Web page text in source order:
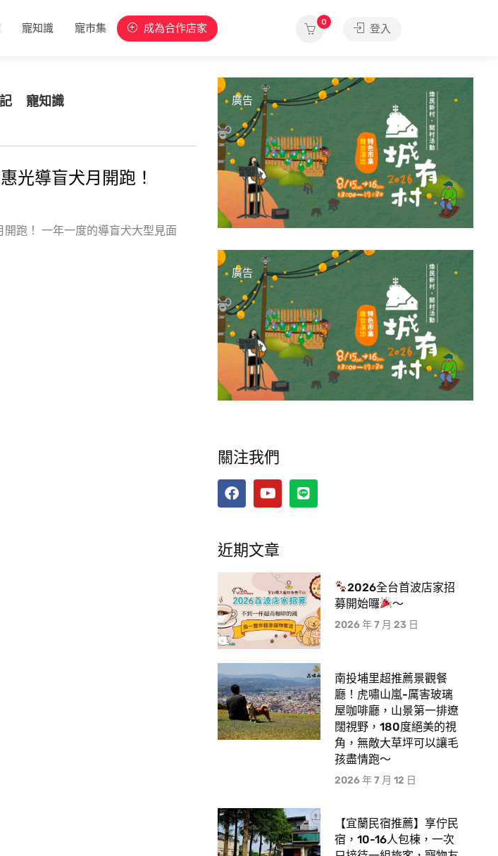
寵知識 寵市集 成為合作店家 0
登入
寵知識
光導盲犬月開跑！
跑！ 一年一度的導盲犬大型見面
廣告
廣告
關注我們
近期文章
2026全台首波店家招
募開始囉
～
2026 年 7 月 23 日
南投埔里超推薦景觀餐
廳！虎嘯山嵐-厲害玻璃
屋咖啡廳，山景第一排遼
闊視野，180度絕美的視
角，無敵大草坪可以讓毛
孩盡情跑〜
2026 年 7 月 12 日
【宜蘭民宿推薦】享佇民
宿，10-16人包棟，一次